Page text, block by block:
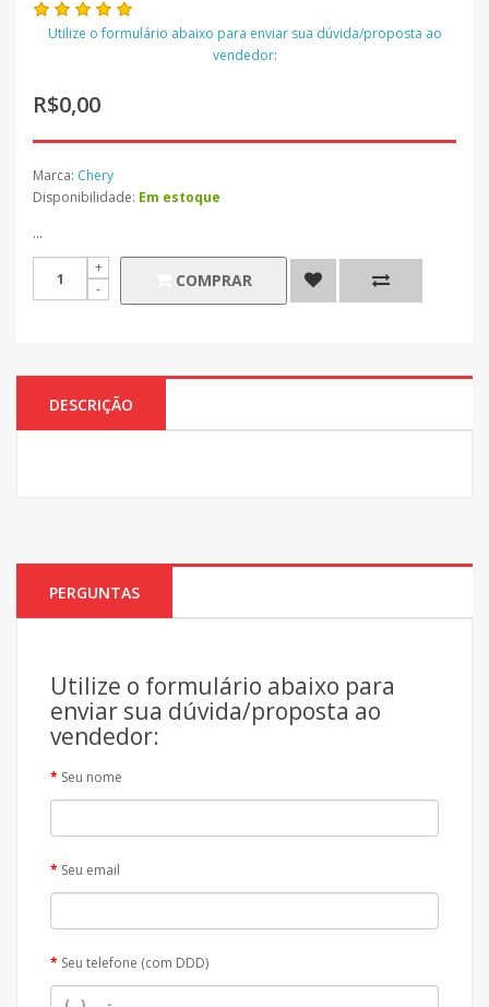
Utilize o formulário abaixo para enviar sua dúvida/proposta ao
vendedor:
R$0,00
Marca: Chery
Disponibilidade: Em estoque
...
COMPRAR
DESCRIÇÃO
PERGUNTAS
Utilize o formulário abaixo para
enviar sua dúvida/proposta ao
vendedor:
Seu nome
Seu email
Seu telefone (com DDD)